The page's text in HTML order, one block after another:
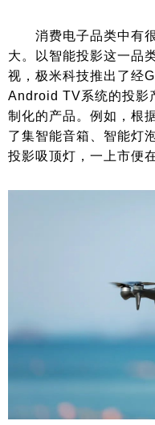
消费电子品类中有很
大。以智能投影这一品
视，极米科技推出了经
Android TV系统的投影
制化的产品。例如，根
了集智能音箱、智能灯
投影吸顶灯，一上市便